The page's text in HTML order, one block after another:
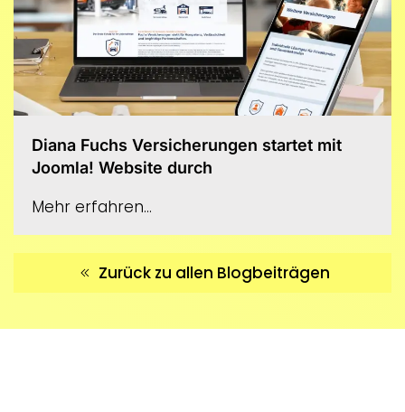
Diana Fuchs Versicherungen startet mit
Joomla! Website durch
Mehr erfahren...
Zurück zu allen Blogbeiträgen